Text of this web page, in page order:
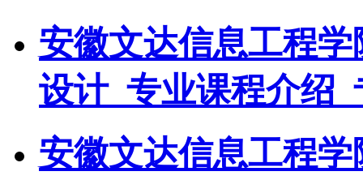
安徽文达信息工程
设计_专业课程介绍
安徽文达信息工程